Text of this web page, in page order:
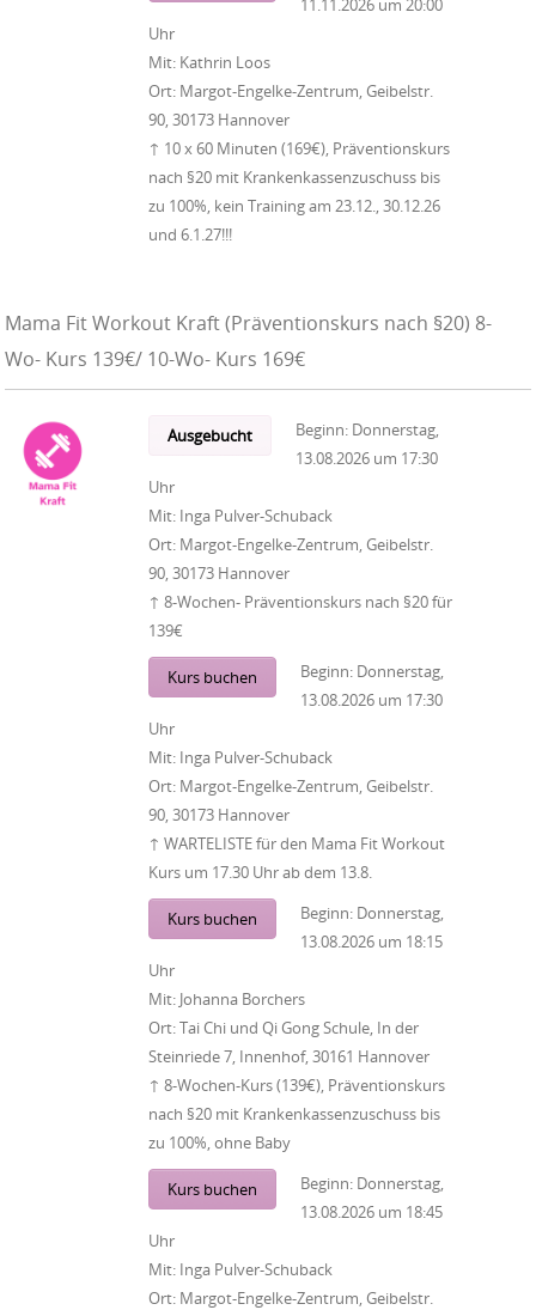
11.11.2026 um 20:00
Uhr
Mit: Kathrin Loos
Ort: Margot-Engelke-Zentrum, Geibelstr.
90, 30173 Hannover
↑ 10 x 60 Minuten (169€), Präventionskurs
nach §20 mit Krankenkassenzuschuss bis
zu 100%, kein Training am 23.12., 30.12.26
und 6.1.27!!!
Mama Fit Workout Kraft (Präventionskurs nach §20) 8-
Wo- Kurs 139€/ 10-Wo- Kurs 169€
Ausgebucht Beginn: Donnerstag,
13.08.2026 um 17:30
Uhr
Mit: Inga Pulver-Schuback
Ort: Margot-Engelke-Zentrum, Geibelstr.
90, 30173 Hannover
↑ 8-Wochen- Präventionskurs nach §20 für
139€
Kurs buchen Beginn: Donnerstag,
13.08.2026 um 17:30
Uhr
Mit: Inga Pulver-Schuback
Ort: Margot-Engelke-Zentrum, Geibelstr.
90, 30173 Hannover
↑ WARTELISTE für den Mama Fit Workout
Kurs um 17.30 Uhr ab dem 13.8.
Kurs buchen Beginn: Donnerstag,
13.08.2026 um 18:15
Uhr
Mit: Johanna Borchers
Ort:Tai Chi und Qi Gong Schule, In der
Steinriede 7, Innenhof, 30161 Hannover
↑ 8-Wochen-Kurs (139€), Präventionskurs
nach §20 mit Krankenkassenzuschuss bis
zu 100%, ohne Baby
Kurs buchen Beginn: Donnerstag,
13.08.2026 um 18:45
Uhr
Mit: Inga Pulver-Schuback
Ort: Margot-Engelke-Zentrum, Geibelstr.